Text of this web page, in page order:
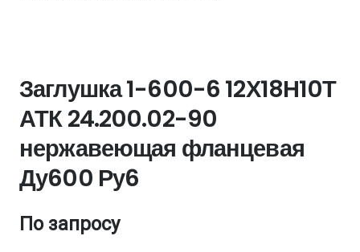
Заглушка 1-600-6 12Х18Н10Т
АТК 24.200.02-90
нержавеющая фланцевая
Ду600 Ру6
По запросу